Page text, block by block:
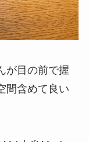
が目の前で握
間含めて良い